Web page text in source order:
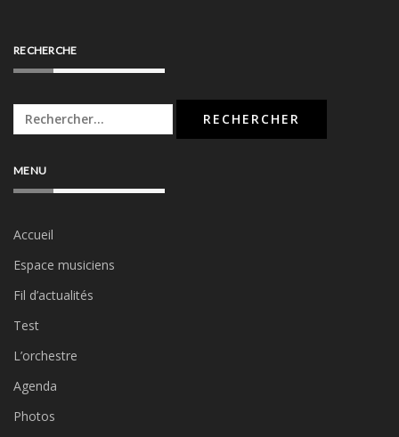
RECHERCHE
Rechercher :
MENU
Accueil
Espace musiciens
Fil d’actualités
Test
L’orchestre
Agenda
Photos